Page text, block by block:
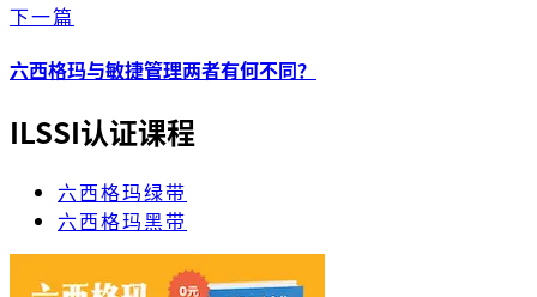
下一篇
六西格玛与敏捷管理两者有何不同？
ILSSI认证课程
六西格玛绿带
六西格玛黑带